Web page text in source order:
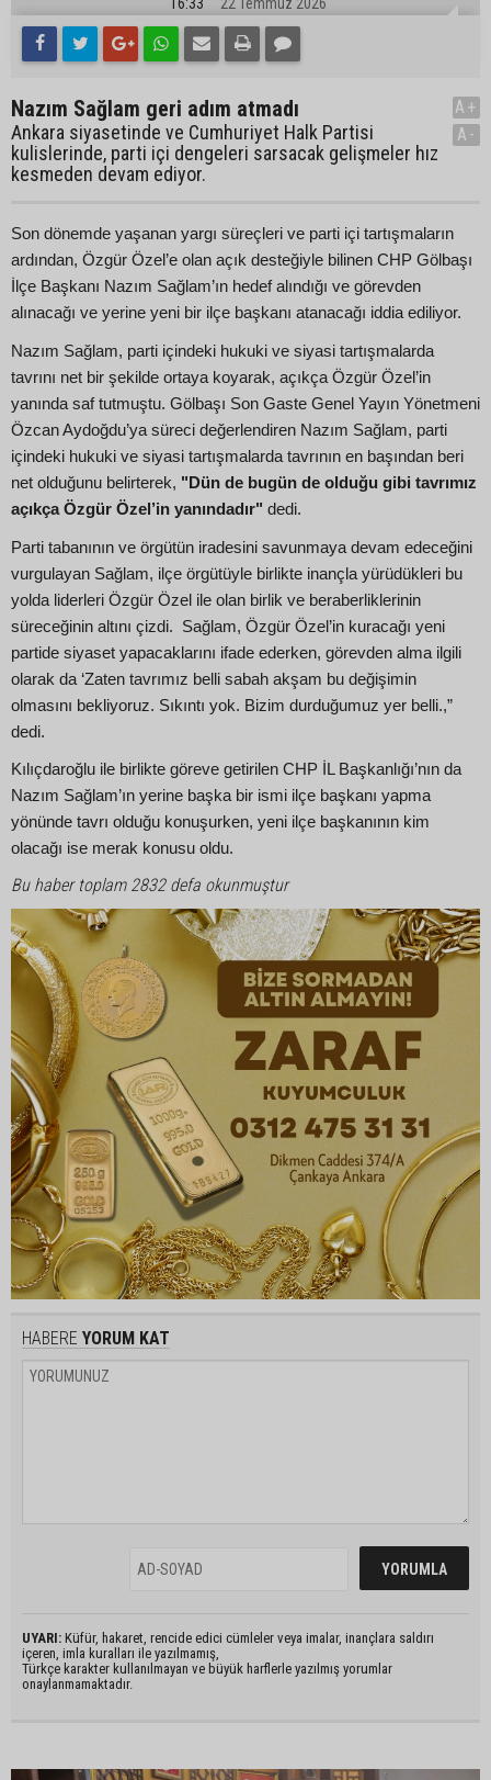
16:33 22 Temmuz 2026
Nazım Sağlam geri adım atmadı
Ankara siyasetinde ve Cumhuriyet Halk Partisi
kulislerinde, parti içi dengeleri sarsacak gelişmeler hız
kesmeden devam ediyor.
A+
A-
Son dönemde yaşanan yargı süreçleri ve parti içi tartışmaların
ardından, Özgür Özel’e olan açık desteğiyle bilinen CHP Gölbaşı
İlçe Başkanı Nazım Sağlam’ın hedef alındığı ve görevden
alınacağı ve yerine yeni bir ilçe başkanı atanacağı iddia ediliyor.
Nazım Sağlam, parti içindeki hukuki ve siyasi tartışmalarda
tavrını net bir şekilde ortaya koyarak, açıkça Özgür Özel’in
yanında saf tutmuştu. Gölbaşı Son Gaste Genel Yayın Yönetmeni
Özcan Aydoğdu’ya süreci değerlendiren Nazım Sağlam, parti
içindeki hukuki ve siyasi tartışmalarda tavrının en başından beri
net olduğunu belirterek, "Dün de bugün de olduğu gibi tavrımız
açıkça Özgür Özel’in yanındadır" dedi.
Parti tabanının ve örgütün iradesini savunmaya devam edeceğini
vurgulayan Sağlam, ilçe örgütüyle birlikte inançla yürüdükleri bu
yolda liderleri Özgür Özel ile olan birlik ve beraberliklerinin
süreceğinin altını çizdi. Sağlam, Özgür Özel’in kuracağı yeni
partide siyaset yapacaklarını ifade ederken, görevden alma ilgili
olarak da ‘Zaten tavrımız belli sabah akşam bu değişimin
olmasını bekliyoruz. Sıkıntı yok. Bizim durduğumuz yer belli.,”
dedi.
Kılıçdaroğlu ile birlikte göreve getirilen CHP İL Başkanlığı’nın da
Nazım Sağlam’ın yerine başka bir ismi ilçe başkanı yapma
yönünde tavrı olduğu konuşurken, yeni ilçe başkanının kim
olacağı ise merak konusu oldu.
Bu haber toplam 2832 defa okunmuştur
HABERE YORUM KAT
UYARI: Küfür, hakaret, rencide edici cümleler veya imalar, inançlara saldırı
içeren, imla kuralları ile yazılmamış,
Türkçe karakter kullanılmayan ve büyük harflerle yazılmış yorumlar
onaylanmamaktadır.